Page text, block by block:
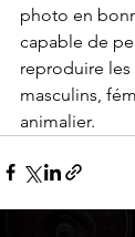
photo en
capable de
reproduire
masculins,
animalier.